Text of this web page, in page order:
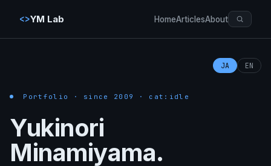
<>YM Lab HomeArticlesAbout
JA EN
Portfolio · since 2009 · cat:idle
Yukinori
Minamiyama.